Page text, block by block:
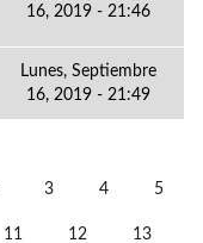
16, 2019 - 21:46
Lunes, Septiembre
16, 2019 - 21:49
3 4 5
11 12 13